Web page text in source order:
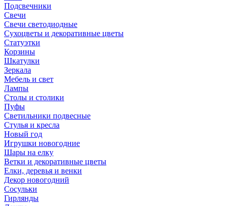
Подсвечники
Свечи
Свечи светодиодные
Сухоцветы и декоративные цветы
Статуэтки
Корзины
Шкатулки
Зеркала
Мебель и свет
Лампы
Столы и столики
Пуфы
Светильники подвесные
Стулья и кресла
Новый год
Игрушки новогодние
Шары на елку
Ветки и декоративные цветы
Елки, деревья и венки
Декор новогодний
Сосульки
Гирлянды